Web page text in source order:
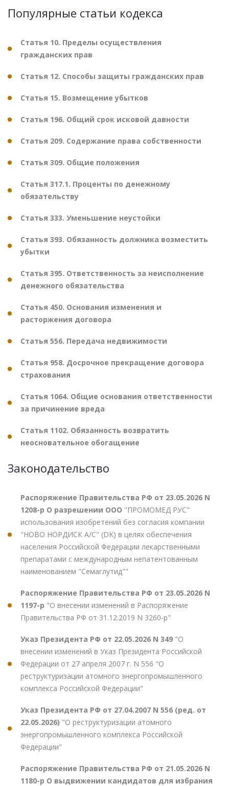
Популярные статьи кодекса
Статья 10. Пределы осуществления
гражданских прав
Статья 12. Способы защиты гражданских прав
Статья 15. Возмещение убытков
Статья 196. Общий срок исковой давности
Статья 209. Содержание права собственности
Статья 309. Общие положения
Статья 317.1. Проценты по денежному
обязательству
Статья 333. Уменьшение неустойки
Статья 393. Обязанность должника возместить
убытки
Статья 395. Ответственность за неисполнение
денежного обязательства
Статья 450. Основания изменения и
расторжения договора
Статья 556. Передача недвижимости
Статья 958. Досрочное прекращение договора
страхования
Статья 1064. Общие основания ответственности
за причинение вреда
Статья 1102. Обязанность возвратить
неосновательное обогащение
Законодательство
Распоряжение Правительства РФ от 23.05.2026 N
1208-р О разрешении ООО "ПРОМОМЕД РУС"
использования изобретений без согласия компании
"НОВО НОРДИСК А/С" (DK) в целях обеспечения
населения Российской Федерации лекарственными
препаратами с международным непатентованным
наименованием "Семаглутид""
Распоряжение Правительства РФ от 23.05.2026 N
1197-р "О внесении изменений в Распоряжение
Правительства РФ от 31.12.2019 N 3260-р"
Указ Президента РФ от 22.05.2026 N 349 "О
внесении изменений в Указ Президента Российской
Федерации от 27 апреля 2007 г. N 556 "О
реструктуризации атомного энергопромышленного
комплекса Российской Федерации"
Указ Президента РФ от 27.04.2007 N 556 (ред. от
22.05.2026) "О реструктуризации атомного
энергопромышленного комплекса Российской
Федерации"
Распоряжение Правительства РФ от 21.05.2026 N
1180-р О выдвижении кандидатов для избрания